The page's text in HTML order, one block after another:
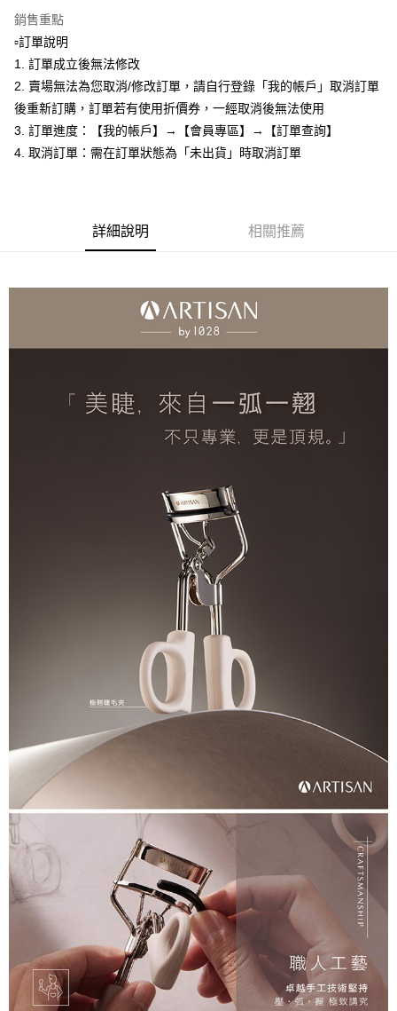
１．簡單：不需註冊會員、不需綁卡、不需儲值。
２．便利：只要手機號碼，簡訊認證，即可結帳。
３．安心：先確認商品／服務後，再付款。
【「AFTEE先享後付」結帳流程】
１．於結帳方式選擇「AFTEE先享後付」後，將跳轉至「AFTEE先享後付」
２．訂單成立數日內，您將收到繳費通知簡訊。
３．收到繳費通知簡訊後14天內，點擊此簡訊中的連結，可透過四大超商／
※ 交易是否成功請以「AFTEE先享後付 」之結帳頁面顯示為準，若有關於
是否繳費成功／繳費後需取消欲退款等相關疑問，請聯繫「AFTEE先享後付
１．透過由恩沛科技股份有限公司提供之「AFTEE先享後付」服務完成之交
易，需依本服務之必要範圍內提供個人資料，並將交易相關給付款項請求債
３．未成年的使用者請事先徵得法定代理人或監護人之同意方可使用
「AFTEE先享後付」，若未經同意申辦者引起之損失，本公司不負相關責
４．使用「AFTEE先享後付」時，將依據個別帳號之用戶狀況，依本公司即
５．嚴禁一人註冊多個帳號或使用他人資訊註冊。若發現惡意使用之情形，
恩沛科技股份有限公司將有權停止該用戶之使用額度並採取法律行動。
運送方式
全家取貨付款
每筆NT$80，滿NT$599(含以上)免運費
每筆NT$80，滿NT$599(含以上)免運費
付款後7-11取貨
宅配
每筆NT$90，滿NT$599(含以上)免運費
銷售重點
▫️訂單說明
1. 訂單成立後無法修改
2. 賣場無法為您取消/修改訂單，請自行登錄「我的帳戶」取消訂單
後重新訂購，訂單若有使用折價券，一經取消後無法使用
3. 訂單進度：【我的帳戶】→【會員專區】→【訂單查詢】
4. 取消訂單：需在訂單狀態為「未出貨」時取消訂單
詳細說明 相關推薦